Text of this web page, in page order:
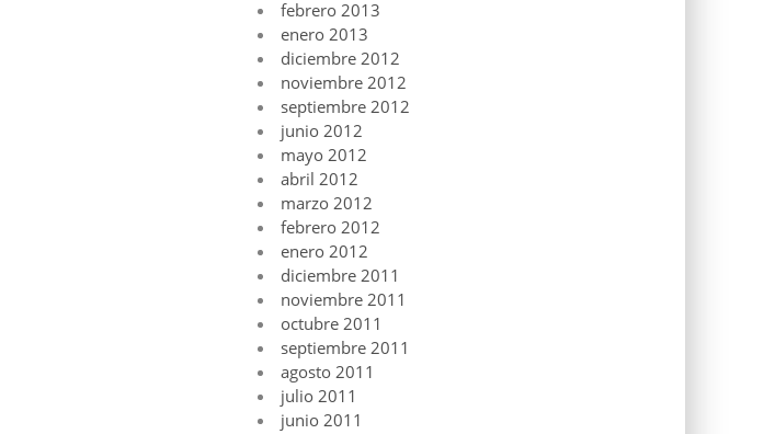
febrero 2013
enero 2013
diciembre 2012
noviembre 2012
septiembre 2012
junio 2012
mayo 2012
abril 2012
marzo 2012
febrero 2012
enero 2012
diciembre 2011
noviembre 2011
octubre 2011
septiembre 2011
agosto 2011
julio 2011
junio 2011